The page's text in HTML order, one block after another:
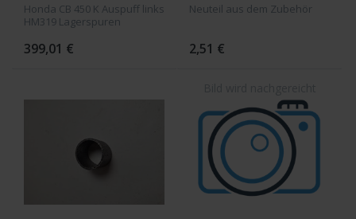
Honda CB 450 K Auspuff links
HM319 Lagerspuren
399,01 €
Neuteil aus dem Zubehör
2,51 €